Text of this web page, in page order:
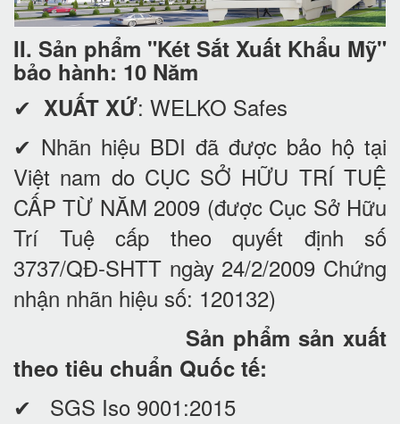
II. Sản phẩm "Két Sắt Xuất Khẩu Mỹ"
bảo hành: 10 Năm
✔ XUẤT XỨ: WELKO Safes
✔ Nhãn hiệu BDI đã được bảo hộ tại
Việt nam do CỤC SỞ HỮU TRÍ TUỆ
CẤP TỪ NĂM 2009 (được Cục Sở Hữu
Trí Tuệ cấp theo quyết định số
3737/QĐ-SHTT ngày 24/2/2009 Chứng
nhận nhãn hiệu số: 120132)
Sản phẩm sản xuất
theo tiêu chuẩn Quốc tế:
✔ SGS Iso 9001:2015